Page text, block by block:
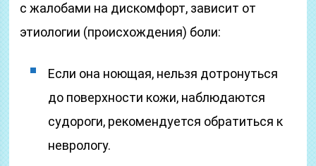
с жалобами на дискомфорт, зависит от
этиологии (происхождения) боли:
Если она ноющая, нельзя дотронуться
до поверхности кожи, наблюдаются
судороги, рекомендуется обратиться к
неврологу.